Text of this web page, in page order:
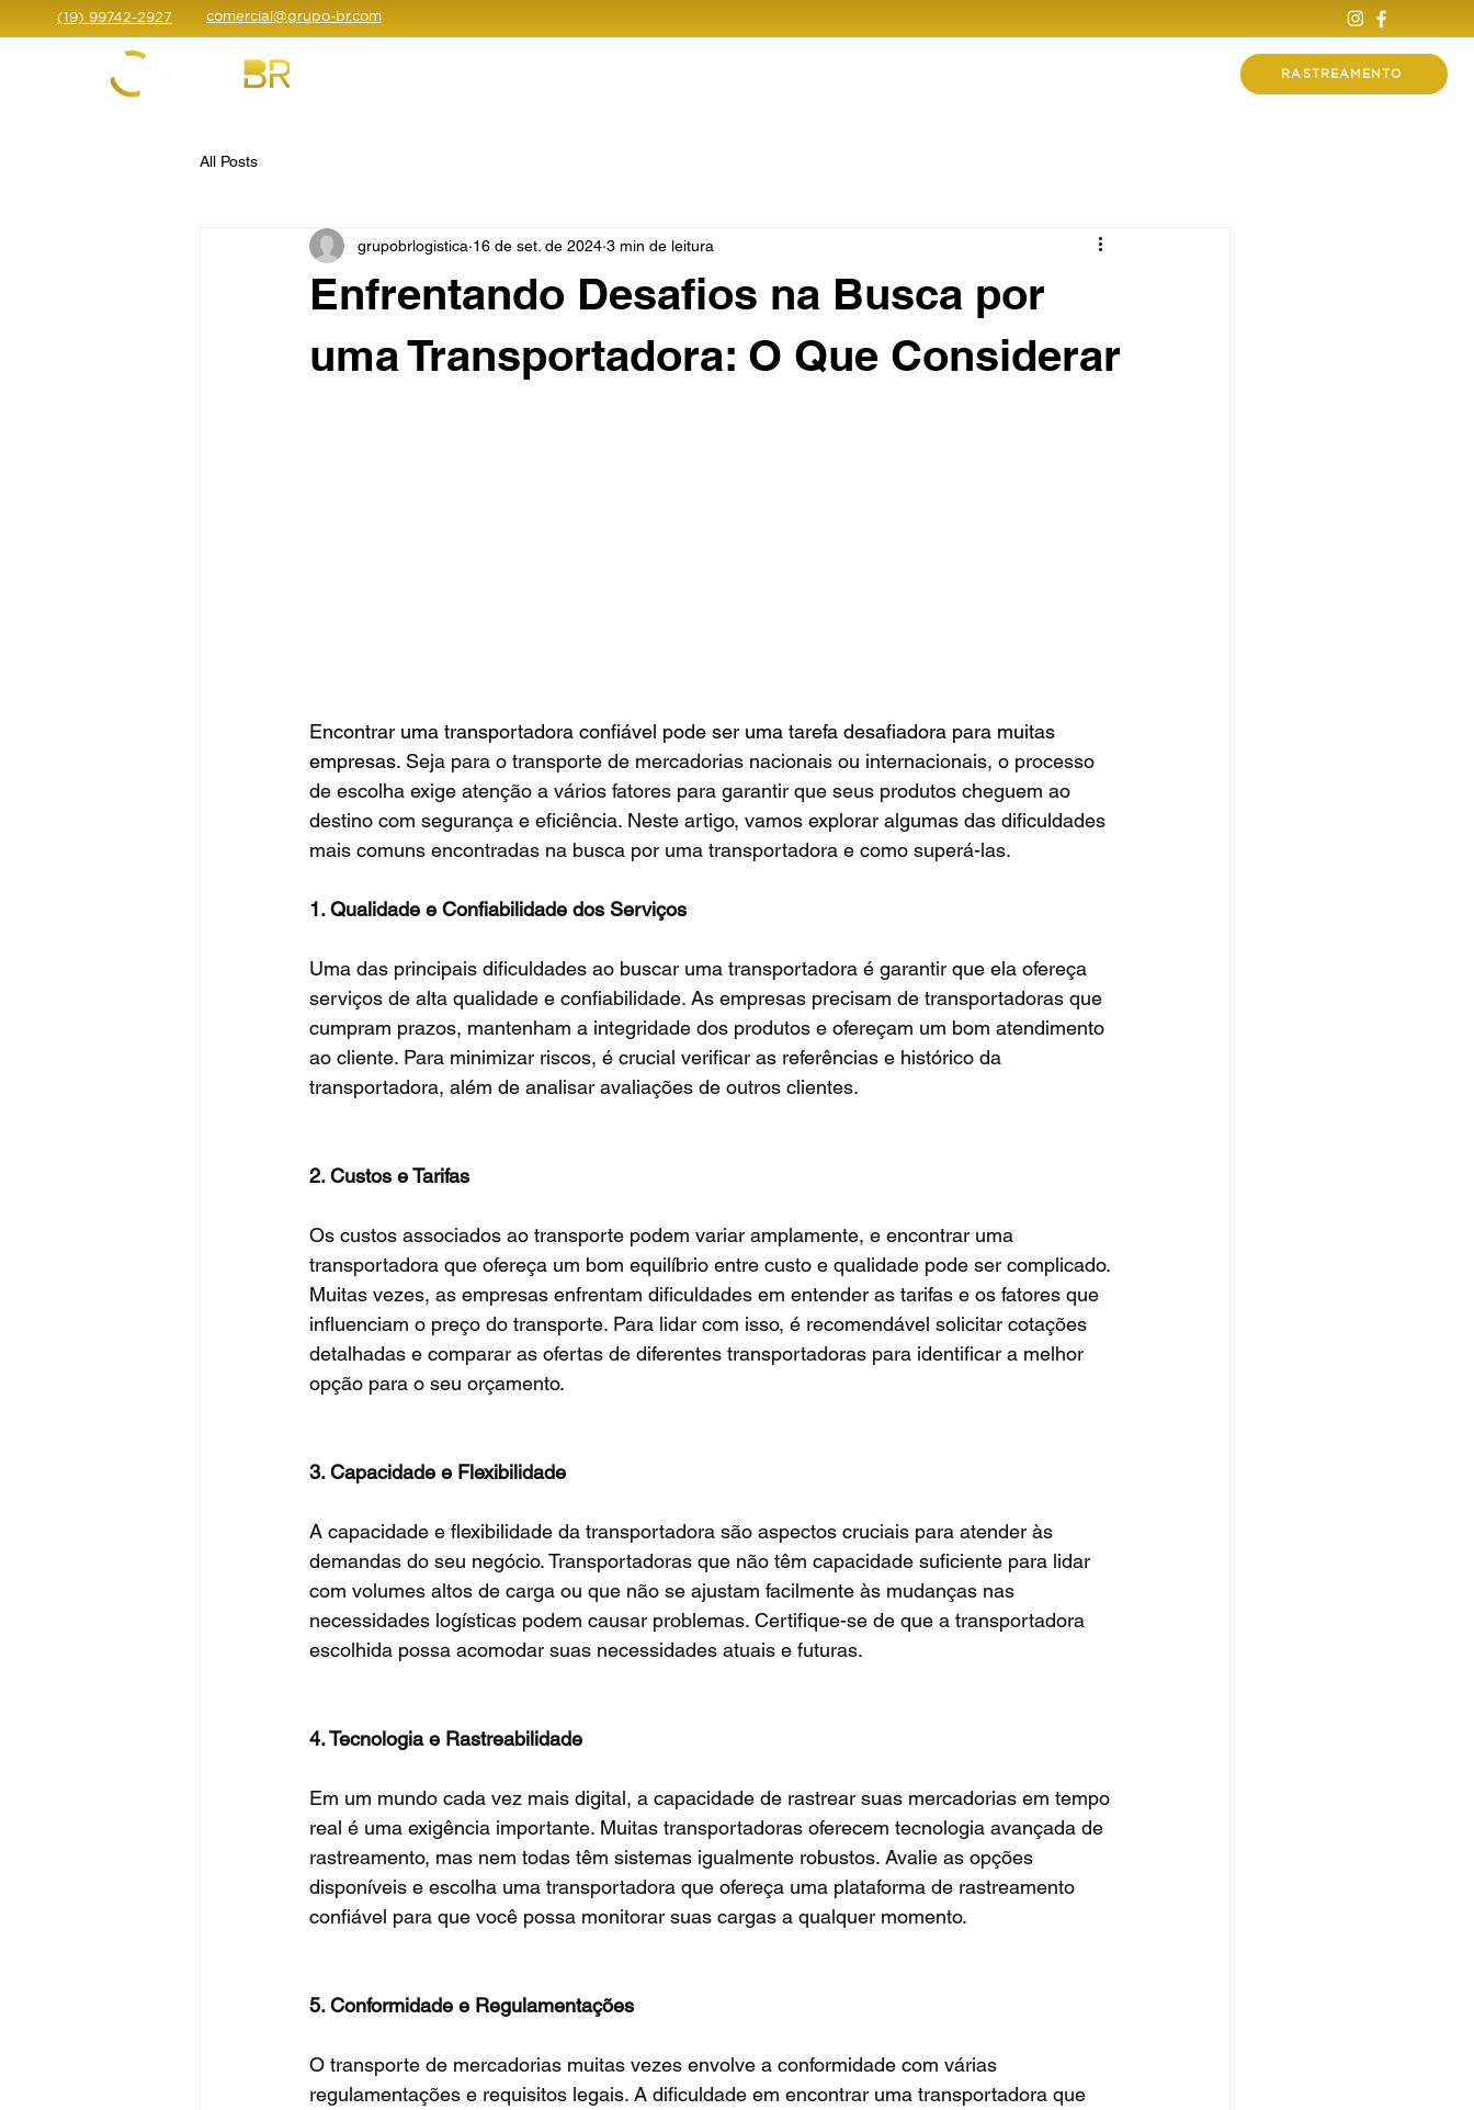
RASTREAMENTO
(19) 99742-2927 comercial@grupo-br.com
All Posts
Enfrentando Desafios na Busca por
uma Transportadora: O Que Considerar
grupobrlogistica 16 de set. de 2024 3 min de leitura
Encontrar uma transportadora confiável pode ser uma tarefa desafiadora para muitas
empresas. Seja para o transporte de mercadorias nacionais ou internacionais, o processo
de escolha exige atenção a vários fatores para garantir que seus produtos cheguem ao
destino com segurança e eficiência. Neste artigo, vamos explorar algumas das dificuldades
mais comuns encontradas na busca por uma transportadora e como superá-las.
1. Qualidade e Confiabilidade dos Serviços
Uma das principais dificuldades ao buscar uma transportadora é garantir que ela ofereça
serviços de alta qualidade e confiabilidade. As empresas precisam de transportadoras que
cumpram prazos, mantenham a integridade dos produtos e ofereçam um bom atendimento
ao cliente. Para minimizar riscos, é crucial verificar as referências e histórico da
transportadora, além de analisar avaliações de outros clientes.
2. Custos e Tarifas
Os custos associados ao transporte podem variar amplamente, e encontrar uma
transportadora que ofereça um bom equilíbrio entre custo e qualidade pode ser complicado.
Muitas vezes, as empresas enfrentam dificuldades em entender as tarifas e os fatores que
influenciam o preço do transporte. Para lidar com isso, é recomendável solicitar cotações
detalhadas e comparar as ofertas de diferentes transportadoras para identificar a melhor
opção para o seu orçamento.
3. Capacidade e Flexibilidade
A capacidade e flexibilidade da transportadora são aspectos cruciais para atender às
demandas do seu negócio. Transportadoras que não têm capacidade suficiente para lidar
com volumes altos de carga ou que não se ajustam facilmente às mudanças nas
necessidades logísticas podem causar problemas. Certifique-se de que a transportadora
escolhida possa acomodar suas necessidades atuais e futuras.
4. Tecnologia e Rastreabilidade
Em um mundo cada vez mais digital, a capacidade de rastrear suas mercadorias em tempo
real é uma exigência importante. Muitas transportadoras oferecem tecnologia avançada de
rastreamento, mas nem todas têm sistemas igualmente robustos. Avalie as opções
disponíveis e escolha uma transportadora que ofereça uma plataforma de rastreamento
confiável para que você possa monitorar suas cargas a qualquer momento.
5. Conformidade e Regulamentações
O transporte de mercadorias muitas vezes envolve a conformidade com várias
regulamentações e requisitos legais. A dificuldade em encontrar uma transportadora que